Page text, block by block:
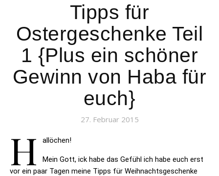
Tipps für
Ostergeschenke Teil
1 {Plus ein schöner
Gewinn von Haba für
euch}
27. Februar 2015
H allöchen!
Mein Gott, ick habe das Gefühl ich habe euch erst
vor ein paar Tagen meine Tipps für Weihnachtsgeschenke